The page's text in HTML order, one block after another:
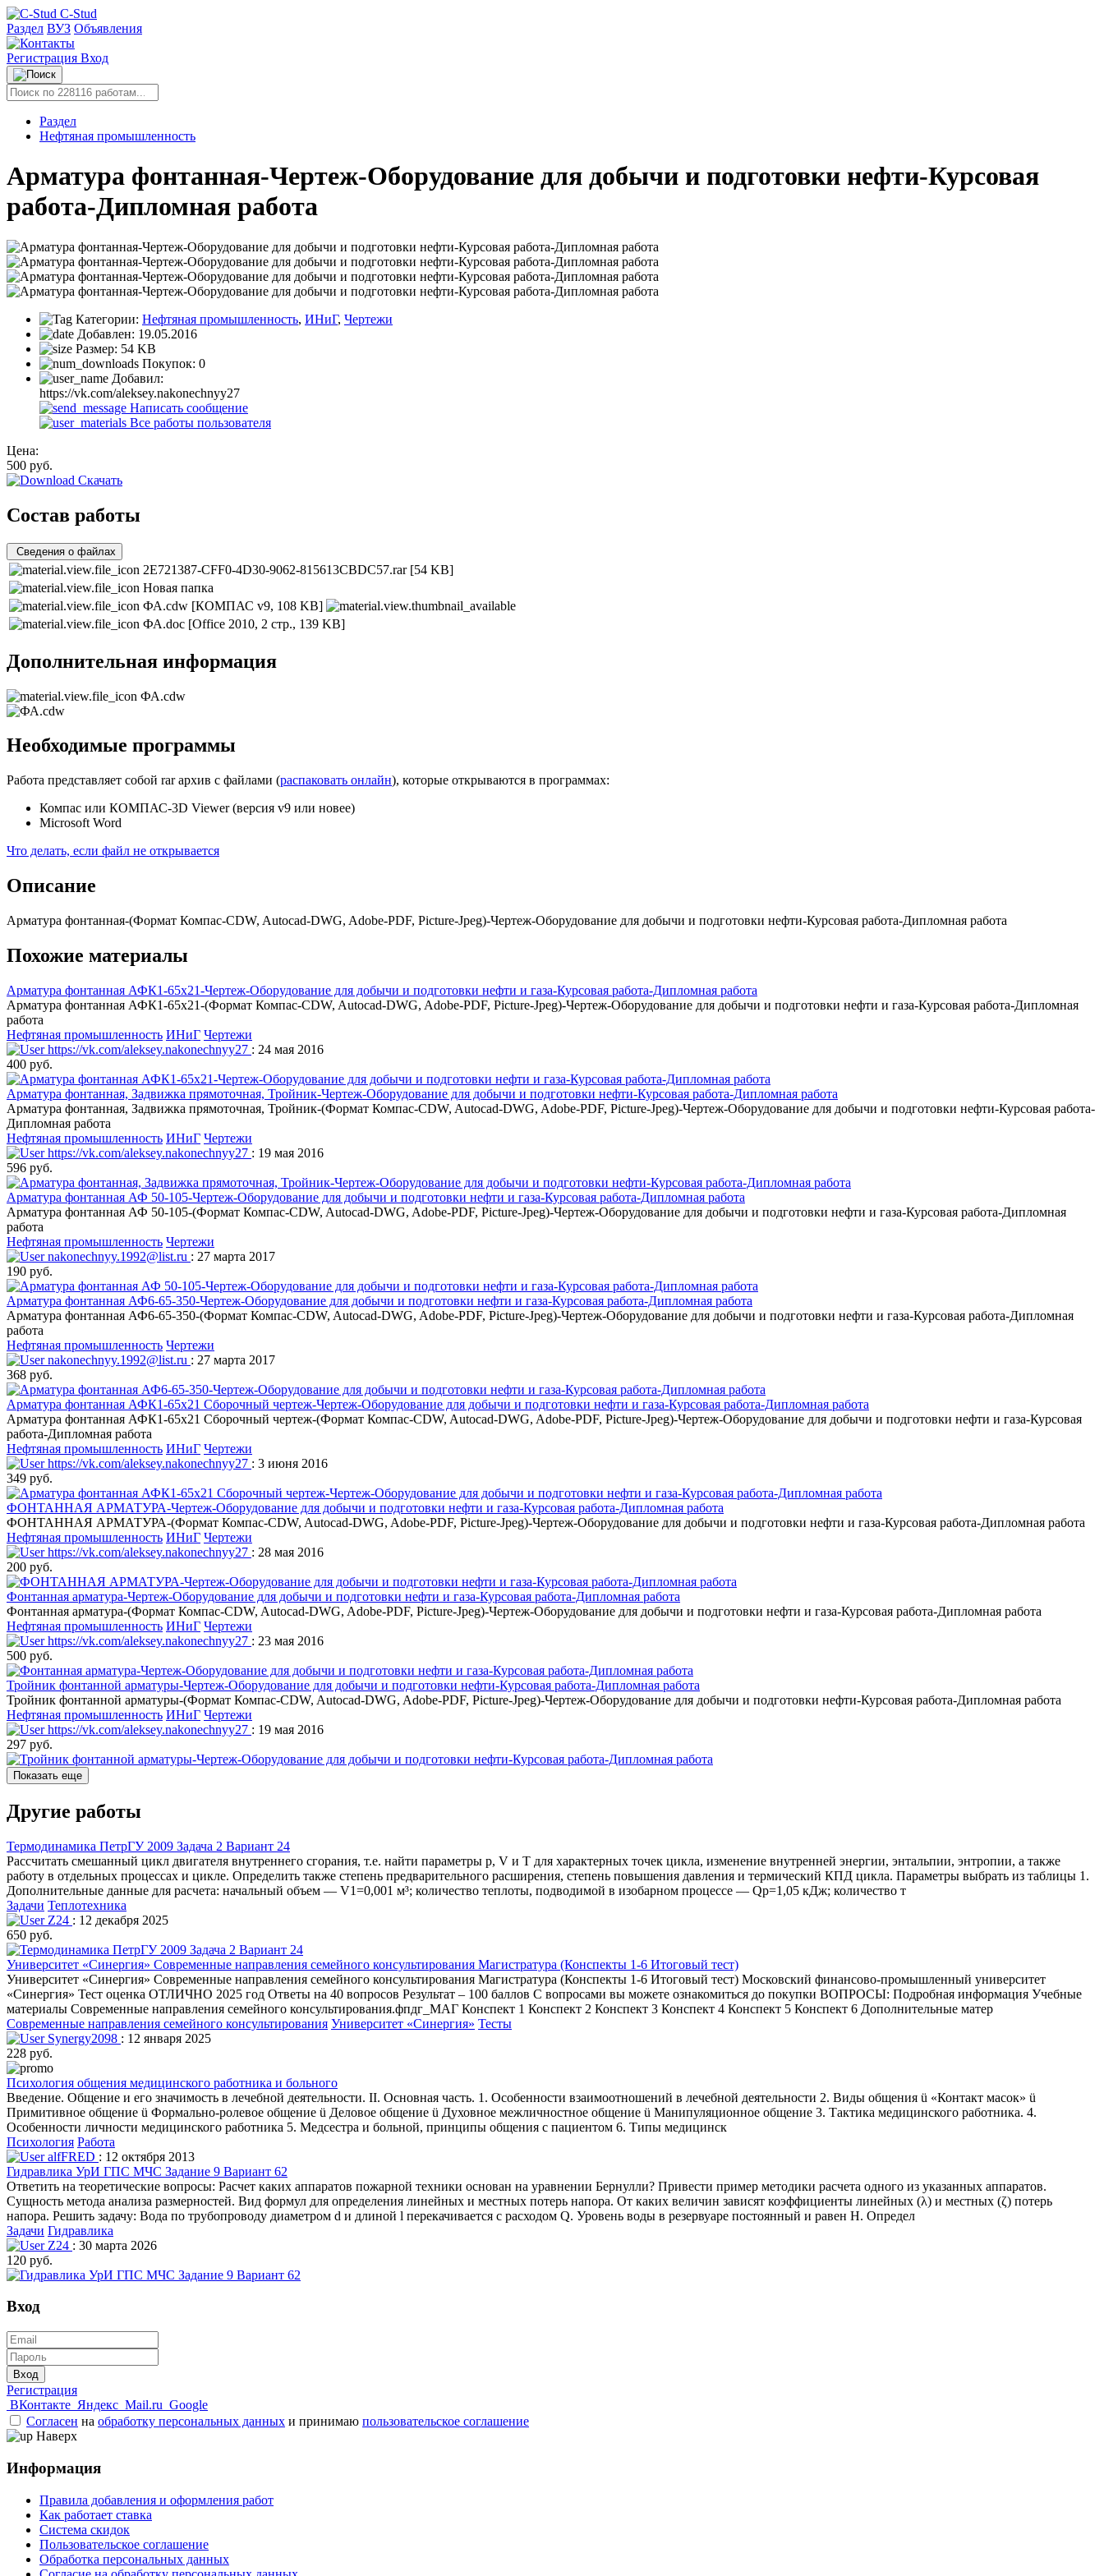
C-Stud
Раздел ВУЗ Объявления
Регистрация Вход
Раздел
Нефтяная промышленность
Арматура фонтанная-Чертеж-Оборудование для добычи и подготовки нефти-Курсовая
работа-Дипломная работа
Категории: Нефтяная промышленность, ИНиГ, Чертежи
Добавлен: 19.05.2016
Размер: 54 KB
Покупок: 0
Добавил:
https://vk.com/aleksey.nakonechnyy27
Написать сообщение
Все работы пользователя
Цена:
500 руб.
Скачать
Состав работы
Сведения о файлах
2E721387-CFF0-4D30-9062-815613CBDC57.rar [54 KB]
Новая папка
ФА.cdw [КОМПАС v9, 108 KB]
ФА.doc [Office 2010, 2 стр., 139 KB]
Дополнительная информация
ФА.cdw
Необходимые программы
Работа представляет собой rar архив с файлами (распаковать онлайн), которые открываются в программах:
Компас или КОМПАС-3D Viewer (версия v9 или новее)
Microsoft Word
Что делать, если файл не открывается
Описание
Арматура фонтанная-(Формат Компас-CDW, Autocad-DWG, Adobe-PDF, Picture-Jpeg)-Чертеж-Оборудование для добычи и подготовки нефти-Курсовая работа-Дипломная работа
Похожие материалы
Арматура фонтанная АФК1-65х21-Чертеж-Оборудование для добычи и подготовки нефти и газа-Курсовая работа-Дипломная работа
Арматура фонтанная АФК1-65х21-(Формат Компас-CDW, Autocad-DWG, Adobe-PDF, Picture-Jpeg)-Чертеж-Оборудование для добычи и подготовки нефти и газа-Курсовая работа-Дипломная
работа
Нефтяная промышленность ИНиГ Чертежи
https://vk.com/aleksey.nakonechnyy27 : 24 мая 2016
400 руб.
Арматура фонтанная, Задвижка прямоточная, Тройник-Чертеж-Оборудование для добычи и подготовки нефти-Курсовая работа-Дипломная работа
Арматура фонтанная, Задвижка прямоточная, Тройник-(Формат Компас-CDW, Autocad-DWG, Adobe-PDF, Picture-Jpeg)-Чертеж-Оборудование для добычи и подготовки нефти-Курсовая работа-
Дипломная работа
Нефтяная промышленность ИНиГ Чертежи
https://vk.com/aleksey.nakonechnyy27 : 19 мая 2016
596 руб.
Арматура фонтанная АФ 50-105-Чертеж-Оборудование для добычи и подготовки нефти и газа-Курсовая работа-Дипломная работа
Арматура фонтанная АФ 50-105-(Формат Компас-CDW, Autocad-DWG, Adobe-PDF, Picture-Jpeg)-Чертеж-Оборудование для добычи и подготовки нефти и газа-Курсовая работа-Дипломная
работа
Нефтяная промышленность Чертежи
nakonechnyy.1992@list.ru : 27 марта 2017
190 руб.
Арматура фонтанная АФ6-65-350-Чертеж-Оборудование для добычи и подготовки нефти и газа-Курсовая работа-Дипломная работа
Арматура фонтанная АФ6-65-350-(Формат Компас-CDW, Autocad-DWG, Adobe-PDF, Picture-Jpeg)-Чертеж-Оборудование для добычи и подготовки нефти и газа-Курсовая работа-Дипломная
работа
Нефтяная промышленность Чертежи
nakonechnyy.1992@list.ru : 27 марта 2017
368 руб.
Арматура фонтанная АФК1-65х21 Сборочный чертеж-Чертеж-Оборудование для добычи и подготовки нефти и газа-Курсовая работа-Дипломная работа
Арматура фонтанная АФК1-65х21 Сборочный чертеж-(Формат Компас-CDW, Autocad-DWG, Adobe-PDF, Picture-Jpeg)-Чертеж-Оборудование для добычи и подготовки нефти и газа-Курсовая
работа-Дипломная работа
Нефтяная промышленность ИНиГ Чертежи
https://vk.com/aleksey.nakonechnyy27 : 3 июня 2016
349 руб.
ФОНТАННАЯ АРМАТУРА-Чертеж-Оборудование для добычи и подготовки нефти и газа-Курсовая работа-Дипломная работа
ФОНТАННАЯ АРМАТУРА-(Формат Компас-CDW, Autocad-DWG, Adobe-PDF, Picture-Jpeg)-Чертеж-Оборудование для добычи и подготовки нефти и газа-Курсовая работа-Дипломная работа
Нефтяная промышленность ИНиГ Чертежи
https://vk.com/aleksey.nakonechnyy27 : 28 мая 2016
200 руб.
Фонтанная арматура-Чертеж-Оборудование для добычи и подготовки нефти и газа-Курсовая работа-Дипломная работа
Фонтанная арматура-(Формат Компас-CDW, Autocad-DWG, Adobe-PDF, Picture-Jpeg)-Чертеж-Оборудование для добычи и подготовки нефти и газа-Курсовая работа-Дипломная работа
Нефтяная промышленность ИНиГ Чертежи
https://vk.com/aleksey.nakonechnyy27 : 23 мая 2016
500 руб.
Тройник фонтанной арматуры-Чертеж-Оборудование для добычи и подготовки нефти-Курсовая работа-Дипломная работа
Тройник фонтанной арматуры-(Формат Компас-CDW, Autocad-DWG, Adobe-PDF, Picture-Jpeg)-Чертеж-Оборудование для добычи и подготовки нефти-Курсовая работа-Дипломная работа
Нефтяная промышленность ИНиГ Чертежи
https://vk.com/aleksey.nakonechnyy27 : 19 мая 2016
297 руб.
Показать еще
Другие работы
Термодинамика ПетрГУ 2009 Задача 2 Вариант 24
Рассчитать смешанный цикл двигателя внутреннего сгорания, т.е. найти параметры p, V и T для характерных точек цикла, изменение внутренней энергии, энтальпии, энтропии, а также
работу в отдельных процессах и цикле. Определить также степень предварительного расширения, степень повышения давления и термический КПД цикла. Параметры выбрать из таблицы 1.
Дополнительные данные для расчета: начальный объем — V1=0,001 м³; количество теплоты, подводимой в изобарном процессе — Qp=1,05 кДж; количество т
Задачи Теплотехника
Z24 : 12 декабря 2025
650 руб.
Университет «Синергия» Современные направления семейного консультирования Магистратура (Конспекты 1-6 Итоговый тест)
Университет «Синергия» Современные направления семейного консультирования Магистратура (Конспекты 1-6 Итоговый тест) Московский финансово-промышленный университет
«Синергия» Тест оценка ОТЛИЧНО 2025 год Ответы на 40 вопросов Результат – 100 баллов С вопросами вы можете ознакомиться до покупки ВОПРОСЫ: Подробная информация Учебные
материалы Современные направления семейного консультирования.фпдг_МАГ Конспект 1 Конспект 2 Конспект 3 Конспект 4 Конспект 5 Конспект 6 Дополнительные матер
Современные направления семейного консультирования Университет «Синергия» Тесты
Synergy2098 : 12 января 2025
228 руб.
Психология общения медицинского работника и больного
Введение. Общение и его значимость в лечебной деятельности. II. Основная часть. 1. Особенности взаимоотношений в лечебной деятельности 2. Виды общения ü «Контакт масок» ü
Примитивное общение ü Формально-ролевое общение ü Деловое общение ü Духовное межличностное общение ü Манипуляционное общение 3. Тактика медицинского работника. 4.
Особенности личности медицинского работника 5. Медсестра и больной, принципы общения с пациентом 6. Типы медицинск
Психология Работа
alfFRED : 12 октября 2013
Гидравлика УрИ ГПС МЧС Задание 9 Вариант 62
Ответить на теоретические вопросы: Расчет каких аппаратов пожарной техники основан на уравнении Бернулли? Привести пример методики расчета одного из указанных аппаратов.
Сущность метода анализа размерностей. Вид формул для определения линейных и местных потерь напора. От каких величин зависят коэффициенты линейных (λ) и местных (ζ) потерь
напора. Решить задачу: Вода по трубопроводу диаметром d и длиной l перекачивается с расходом Q. Уровень воды в резервуаре постоянный и равен Н. Определ
Задачи Гидравлика
Z24 : 30 марта 2026
120 руб.
Вход
Вход
Регистрация
ВКонтакте Яндекс Mail.ru Google
Согласен на обработку персональных данных и принимаю пользовательское соглашение
Наверх
Информация
Правила добавления и оформления работ
Как работает ставка
Система скидок
Пользовательское соглашение
Обработка персональных данных